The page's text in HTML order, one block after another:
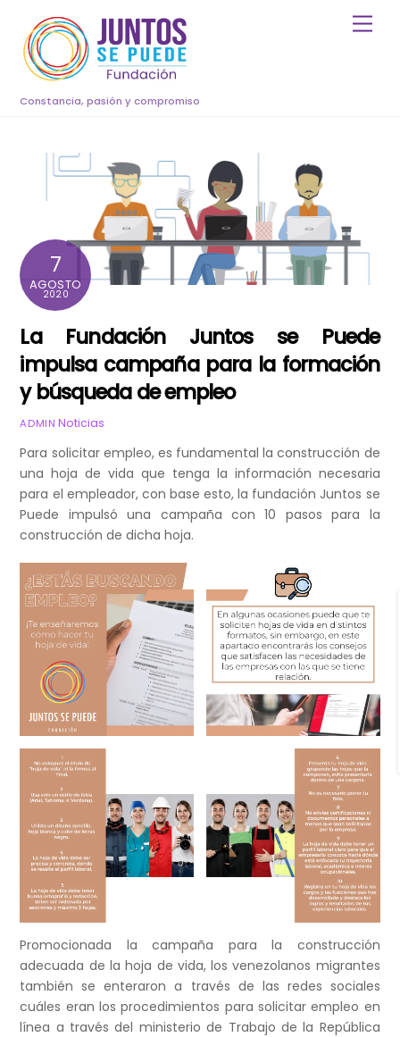
content
Constancia, pasión y compromiso
7
AGOSTO
2020
La Fundación Juntos se Puede
impulsa campaña para la formación
y búsqueda de empleo
ADMIN Noticias
Para solicitar empleo, es fundamental la construcción de
una hoja de vida que tenga la información necesaria
para el empleador, con base esto, la fundación Juntos se
Puede impulsó una campaña con 10 pasos para la
construcción de dicha hoja.
Promocionada la campaña para la construcción
adecuada de la hoja de vida, los venezolanos migrantes
también se enteraron a través de las redes sociales
cuáles eran los procedimientos para solicitar empleo en
línea a través del ministerio de Trabajo de la República